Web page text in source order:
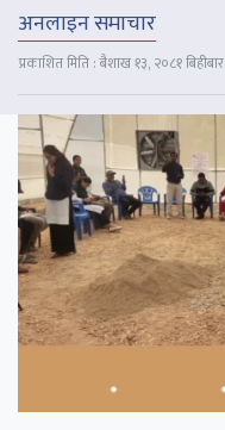
अनलाइन समाचार
प्रकाशित मिति : बैशाख १३, २०८१ बिहीबार